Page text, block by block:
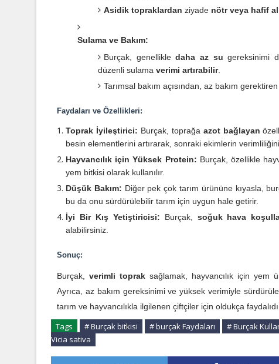
Asidik topraklardan ziyade nötr veya hafif
Sulama ve Bakım:
Burçak, genellikledaha az su gereksinimi
düzenli sulama verimi artırabilir.
Tarımsal bakım açısından, az bakım
Faydaları ve Özellikleri:
Toprak İyileştirici: Burçak, toprağa azot bağlayan
besin elementlerini artırarak, sonraki ekimlerin
Hayvancılık için Yüksek Protein: Burçak, özellikle
yem bitkisi olarak kullanılır.
Düşük Bakım: Diğer pek çok tarım ürününe kıyasla,
bu da onu sürdürülebilir tarım için uygun hale getirir.
İyi Bir Kış Yetiştiricisi: Burçak, soğuk hava
alabilirsiniz.
Sonuç:
Burçak,verimli toprak sağlamak, hayvancılık için yem
Ayrıca, az bakım gereksinimi ve yüksek verimiyle
tarım ve hayvancılıkla ilgilenen çiftçiler için oldukça
Tags # Burçak bitkisi # burçak Faydaları # Burçak
Vicia sativa